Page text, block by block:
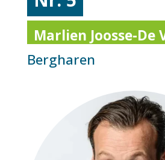
Marlien Joosse-De
Bergharen